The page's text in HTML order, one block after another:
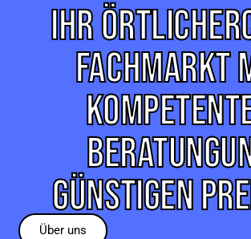
IHR
FACHMARKT
BERATUNG
GÜNSTIGEN
Über uns